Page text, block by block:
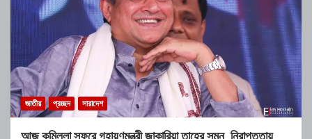
জাতীয় প্রচ্ছদ সারাদেশ